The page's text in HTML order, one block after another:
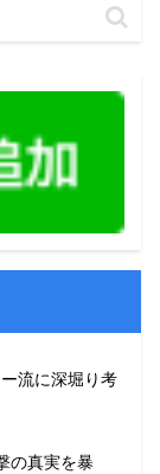
流に深堀り考
の真実を暴